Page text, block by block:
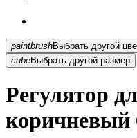
paintbrush
Выбрать
cubeВыбрать другой размер
Регулятор
коричневый